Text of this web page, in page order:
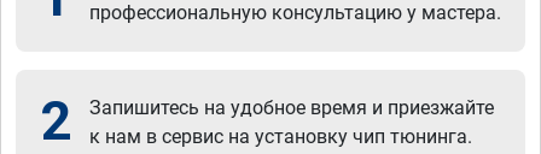
профессиональную консультацию у мастера.
2
Запишитесь на удобное время и приезжайте
к нам в сервис на установку чип тюнинга.